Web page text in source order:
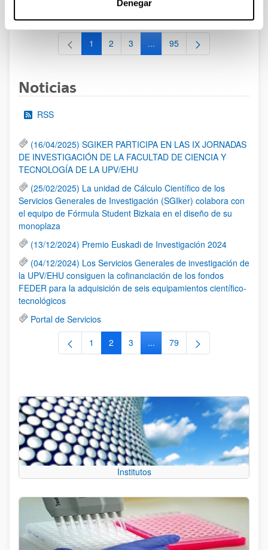
Denegar
al 30/07/2026 (ambos incluídos)
Página
1 Página
2 Página
3 ...Páginas intermedias Use TAB
Página
95
Noticias
RSS
(16/04/2025) SGIKER PARTICIPA EN LAS IX JORNADAS
DE INVESTIGACIÓN DE LA FACULTAD DE CIENCIA Y
TECNOLOGÍA DE LA UPV/EHU
(25/02/2025) La unidad de Cálculo Científico de los
Servicios Generales de Investigación (SGIker) colabora con
el equipo de Fórmula Student Bizkaia en el diseño de su
monoplaza
(13/12/2024) Premio Euskadi de Investigación 2024
(04/12/2024) Los Servicios Generales de investigación de
la UPV/EHU consiguen la cofinanciación de los fondos
FEDER para la adquisición de seis equipamientos científico-
tecnológicos
Portal de Servicios
Página
1 Página
2 Página
3 ...Páginas intermedias Use TAB
Página
79
Institutos